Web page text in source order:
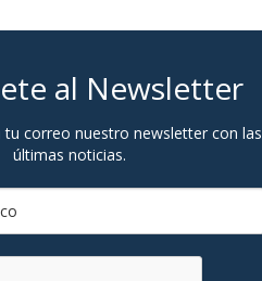
al Newsletter
tu correo nuestro newsletter con las
últimas noticias.